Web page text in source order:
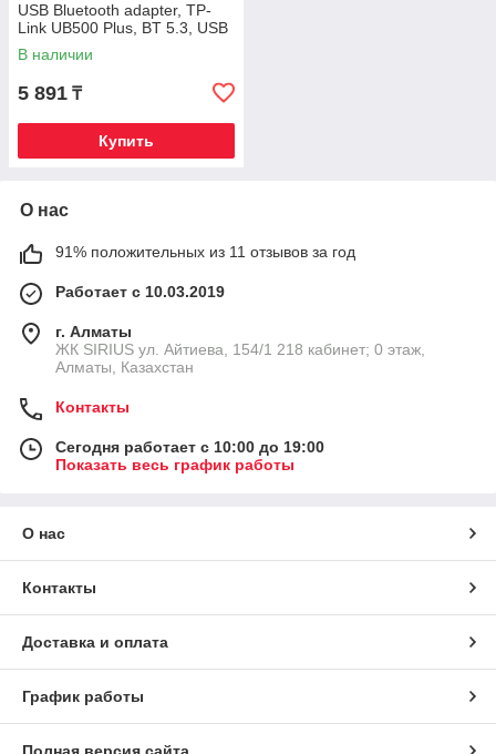
USB Bluetooth adapter, TP-
Link UB500 Plus, BT 5.3, USB
В наличии
5 891 ₸
Купить
О нас
91% положительных из 11 отзывов за год
Работает с 10.03.2019
г. Алматы
​ЖК SIRIUS​ ул. Айтиева, 154/1​ 218 кабинет; 0 этаж,
Алматы, Казахстан
Контакты
Сегодня работает с 10:00 до 19:00
Показать весь график работы
О нас
Контакты
Доставка и оплата
График работы